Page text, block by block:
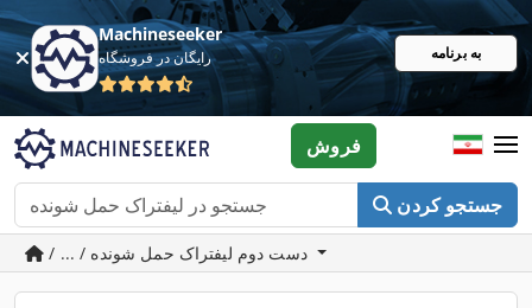
Machineseeker
رایگان در فروشگاه به برنامه
جستجو کردن
فروش
/ ... / دست دوم لیفتراک حمل شونده